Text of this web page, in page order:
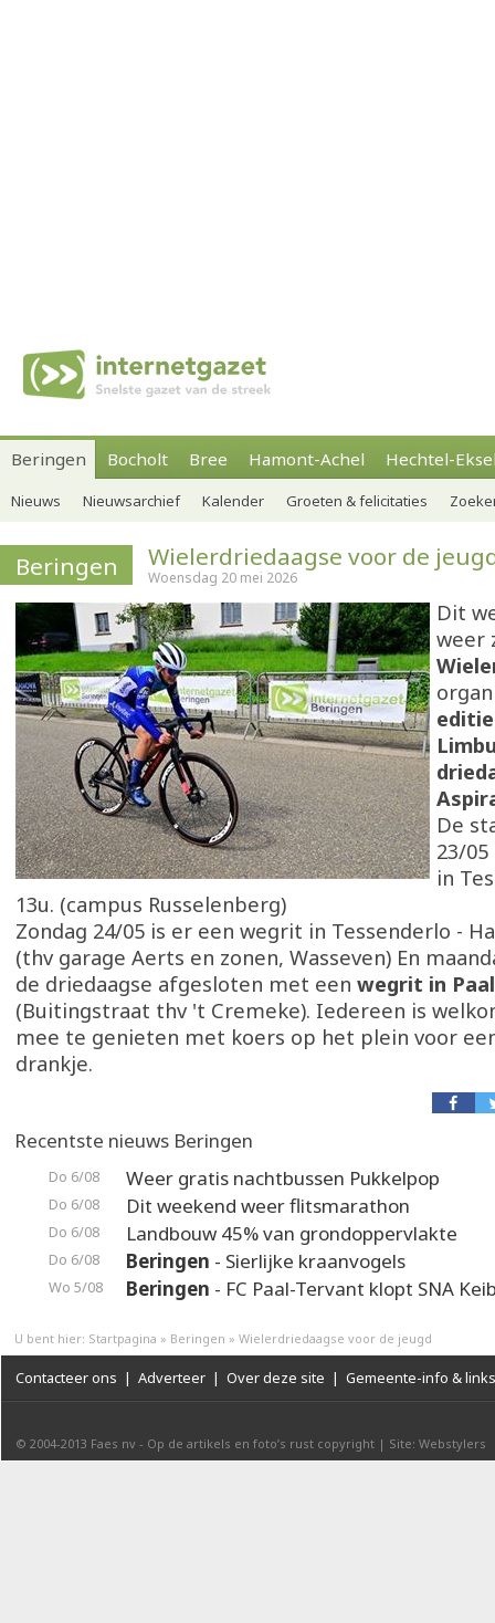
Beringen Bocholt Bree Hamont-Achel Hechtel-
Nieuws Nieuwsarchief Kalender Groeten & felicitaties
Beringen Wielerdriedaagse voor de
Woensdag 20 mei 2026
Dit
weer
De
23/
in
13u. (campus Russelenberg)
Zondag 24/05 is er een wegrit in Tessenderlo -
(thv garage Aerts en zonen, Wasseven) En
de driedaagse afgesloten met een wegrit in Paal
(Buitingstraat thv 't Cremeke). Iedereen is
mee te genieten met koers op het plein voor
drankje.
Recentste nieuws Beringen
Do 6/08 Weer gratis nachtbussen Pukkelpop
Do 6/08 Dit weekend weer flitsmarathon
Do 6/08 Landbouw 45% van grondoppervlakte
Do 6/08 Beringen - Sierlijke kraanvogels
Wo 5/08 Beringen - FC Paal-Tervant klopt SNA
U bent hier: Startpagina » Beringen » Wielerdriedaagse voor de jeugd
Contacteer ons | Adverteer | Over deze site | Gemeente-info & links
© 2004-2013 Faes nv - Op de artikels en foto’s rust copyright | Site: Webstylers